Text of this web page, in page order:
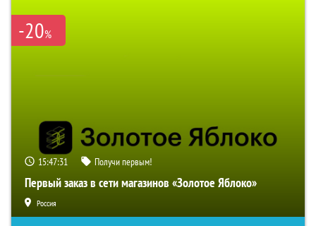
-20%
15:47:30 Получи первым!
Первый заказ в сети магазинов «Золотое Яблоко»
Россия